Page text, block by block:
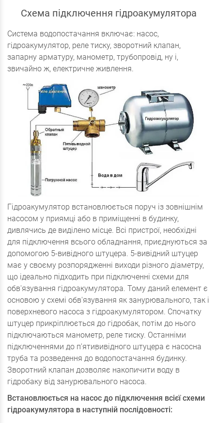
Схема підключення гідроакумулятора
Система водопостачання включає: насос,
гідроакумулятор, реле тиску, зворотний клапан,
запарну арматуру, манометр, трубопровід, ну і,
звичайно ж, електричне живлення.
Гідроакумулятор встановлюється поруч із зовнішнім
насосом у приямці або в приміщенні в будинку,
дивлячись де виділено місце. Всі пристрої, необхідні
для підключення всього обладнання, приєднуються за
допомогою 5-вивідного штуцера. 5-вивідний штуцер
має у своєму розпорядженні виходи різного діаметру,
що ідеально підходить при підключенні схеми для
обв'язування гідроакумулятора. Тому даний елемент є
основою у схемі обв'язування як занурювального, так і
поверхневого насоса з гідроакумулятором. Спочатку
штуцер прикріплюється до гідробак, потім до нього
підключаються манометр, реле тиску. Останніми
підключеннями до п'ятививідного штуцера є насосна
труба та розведення до водопостачання будинку.
Зворотний клапан дозволяє накопичити воду в
гідробаку від занурювального насоса.
Встановлюється на насос до підключення всієї схеми
гідроакумулятора в наступній послідовності: